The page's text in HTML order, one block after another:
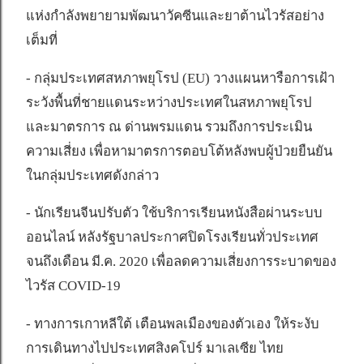
แห่งกำลังพยายามพัฒนาวัคซีนและยาต้านไวรัสอย่าง
เต็มที่
- กลุ่มประเทศสหภาพยุโรป (EU) วางแผนหารือการเฝ้า
ระวังพื้นที่ชายแดนระหว่างประเทศในสหภาพยุโรป
และมาตรการ ณ ด่านพรมแดน รวมถึงการประเมิน
ความเสี่ยง เพื่อหามาตรการตอบโต้หลังพบผู้ป่วยยืนยัน
ในกลุ่มประเทศดังกล่าว
- นักเรียนจีนปรับตัว ใช้บริการเรียนหนังสือผ่านระบบ
ออนไลน์ หลังรัฐบาลประกาศปิดโรงเรียนทั่วประเทศ
จนถึงเดือน มี.ค. 2020 เพื่อลดความเสี่ยงการระบาดของ
ไวรัส COVID-19
- ทางการเกาหลีใต้ เตือนพลเมืองของตัวเอง ให้ระงับ
การเดินทางไปประเทศสิงคโปร์ มาเลเซีย ไทย